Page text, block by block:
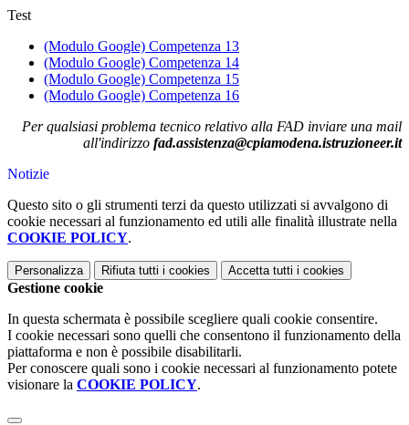
Test
(Modulo Google) Competenza 13
(Modulo Google) Competenza 14
(Modulo Google) Competenza 15
(Modulo Google) Competenza 16
Per qualsiasi problema tecnico relativo alla FAD inviare una mail
all'indirizzo fad.assistenza@cpiamodena.istruzioneer.it
Notizie
Questo sito o gli strumenti terzi da questo utilizzati si avvalgono di
cookie necessari al funzionamento ed utili alle finalità illustrate nella
COOKIE POLICY.
Personalizza Rifiuta tutti i cookies Accetta tutti i cookies
Gestione cookie
In questa schermata è possibile scegliere quali cookie consentire.
I cookie necessari sono quelli che consentono il funzionamento della
piattaforma e non è possibile disabilitarli.
Per conoscere quali sono i cookie necessari al funzionamento potete
visionare la COOKIE POLICY.